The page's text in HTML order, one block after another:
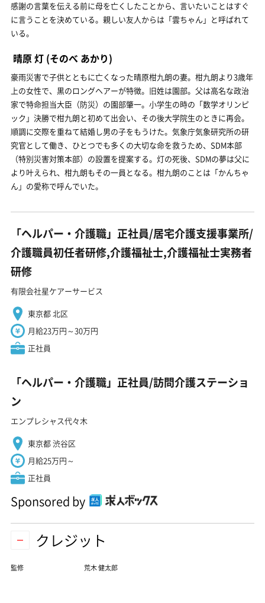
感謝の言葉を伝える前に母を亡くしたことから、言いたいことはすぐ
に言うことを決めている。親しい友人からは「雲ちゃん」と呼ばれて
いる。
晴原 灯 (そのべ あかり)
豪雨災害で子供とともに亡くなった晴原柑九朗の妻。柑九朗より3歳年
上の女性で、黒のロングヘアーが特徴。旧姓は園部。父は高名な政治
家で特命担当大臣（防災）の園部肇一。小学生の時の「数学オリンピ
ック」決勝で柑九朗と初めて出会い、その後大学院生のときに再会。
順調に交際を重ねて結婚し男の子をもうけた。気象庁気象研究所の研
究官として働き、ひとつでも多くの大切な命を救うため、SDM本部
（特別災害対策本部）の設置を提案する。灯の死後、SDMの夢は父に
より叶えられ、柑九朗もその一員となる。柑九朗のことは「かんちゃ
ん」の愛称で呼んでいた。
「ヘルパー・介護職」正社員/居宅介護支援事業所/
介護職員初任者研修,介護福祉士,介護福祉士実務者
研修
有限会社星ケアーサービス
東京都 北区
月給23万円～30万円
正社員
「ヘルパー・介護職」正社員/訪問介護ステーショ
ン
エンプレシャス代々木
東京都 渋谷区
月給25万円～
正社員
Sponsored by
クレジット
監修 荒木 健太郎